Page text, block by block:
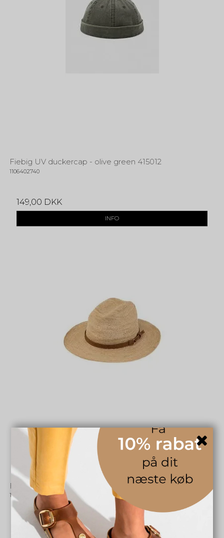
Fiebig UV duckercap - olive green 415012
1106402740
149,00 DKK
INFO
Fiebig straw hat 166801 - nature
1106401835
499,00 DKK